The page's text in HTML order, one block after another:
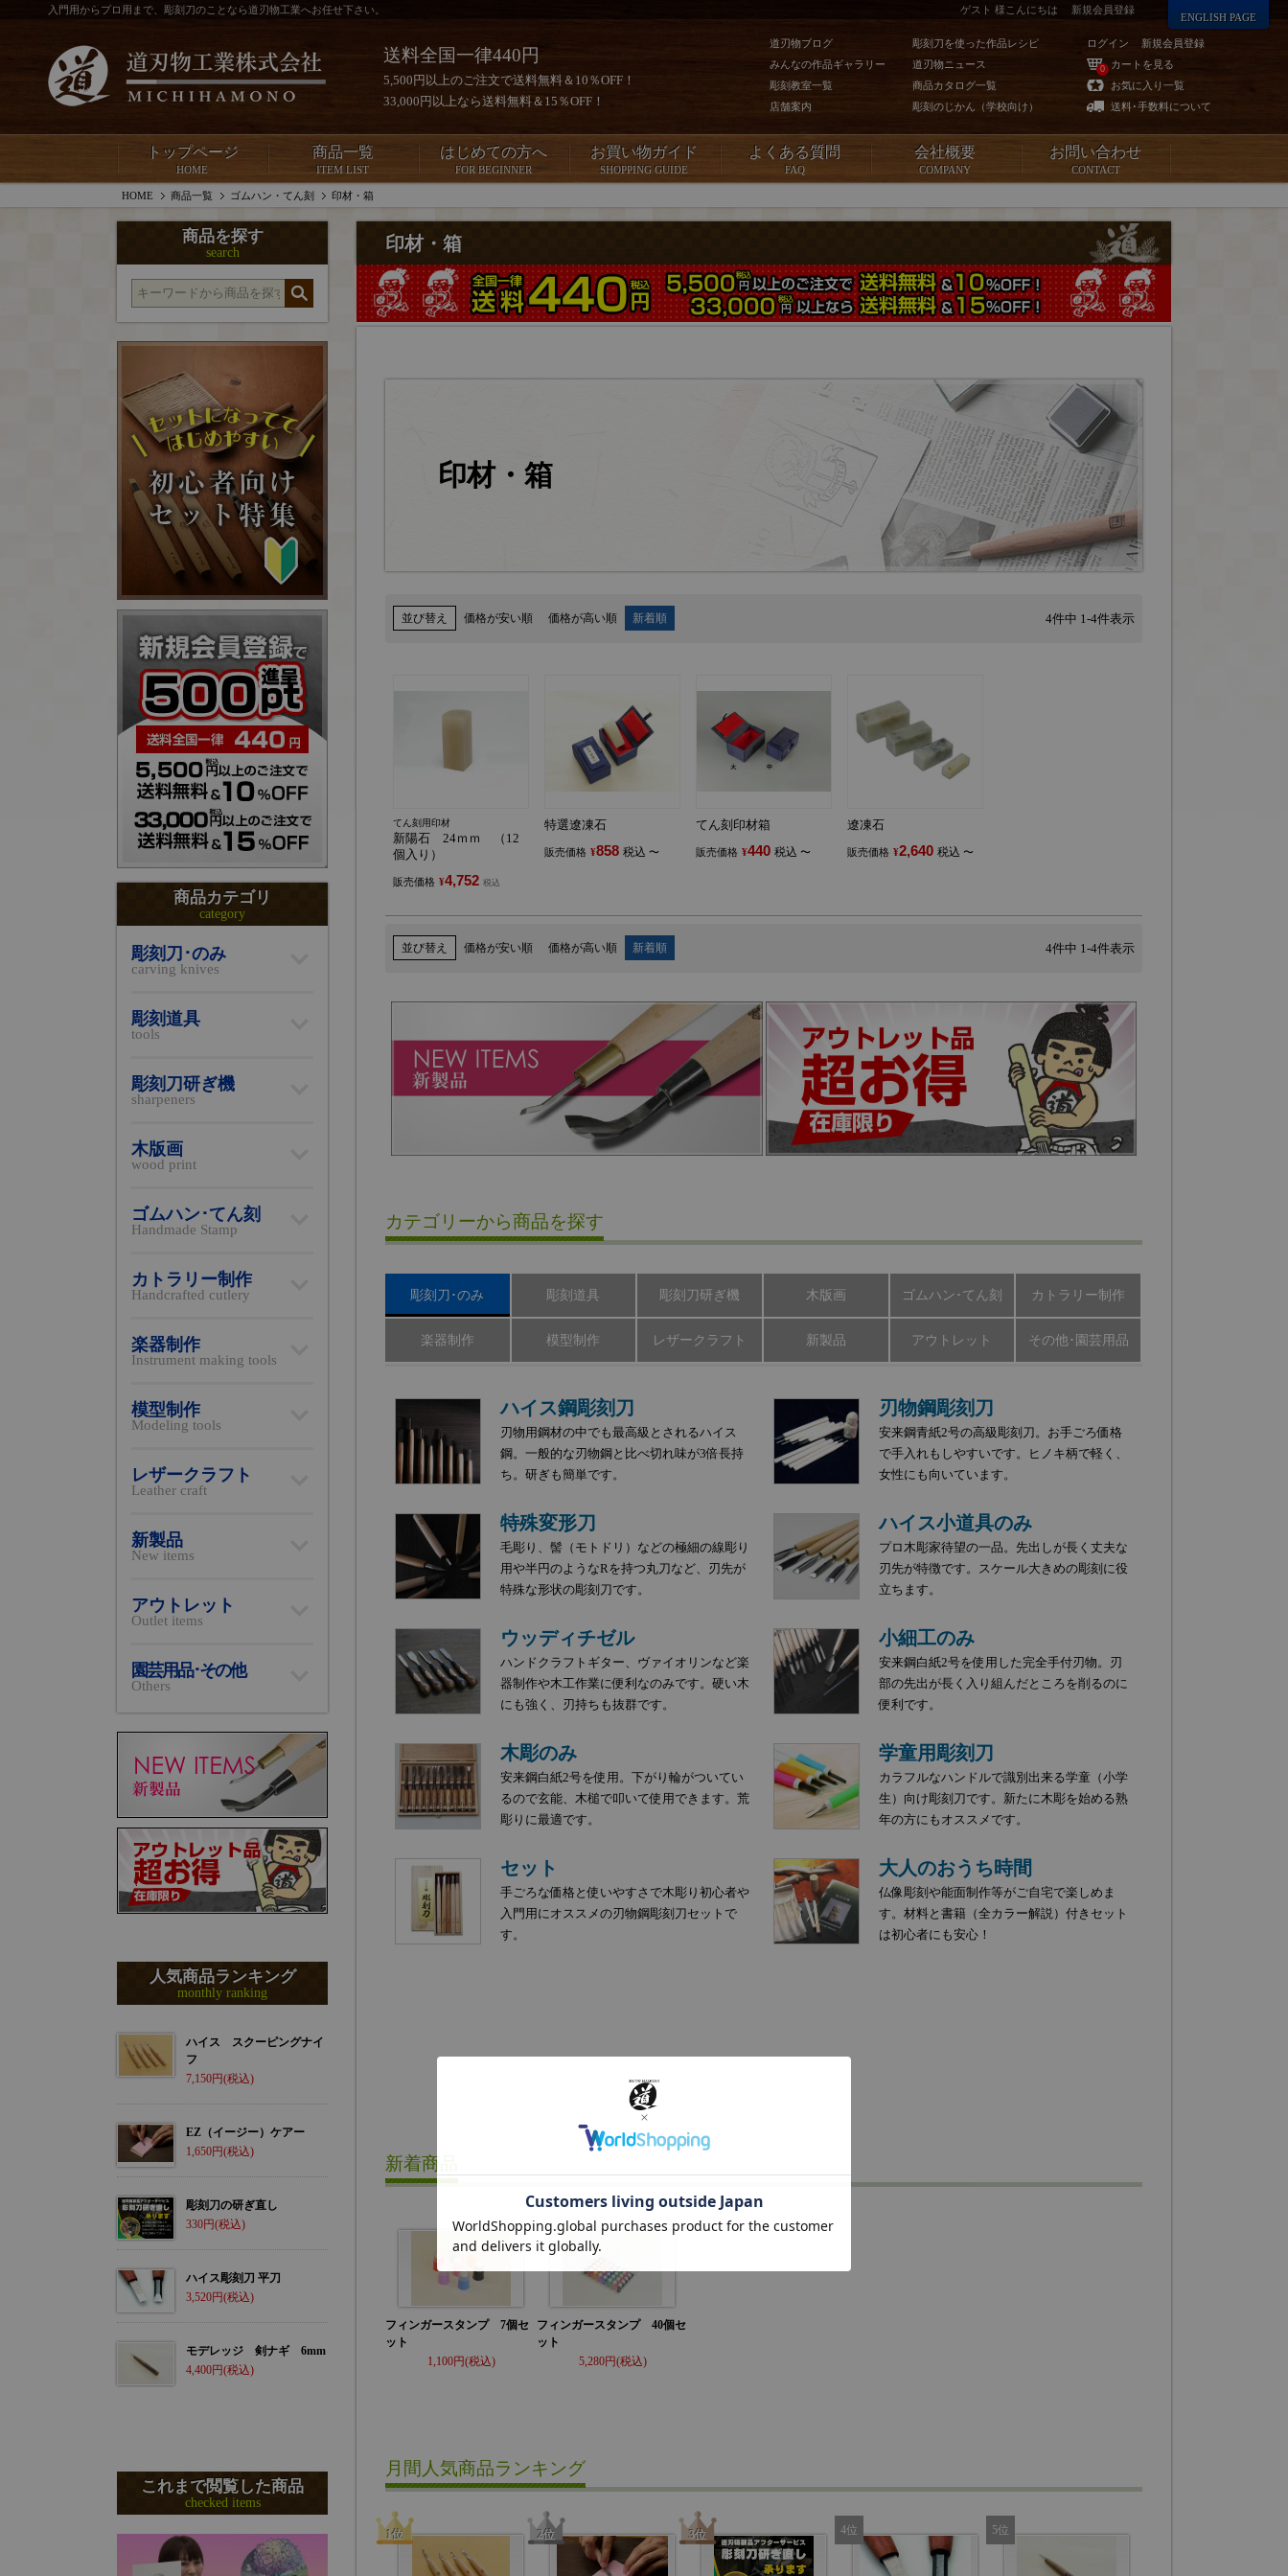
入門用からプロ用まで、彫刻刀のことなら道刃物工業へお任せ下さい。
送料全国一律440円
5,500円以上のご注文で送料無料＆10％OFF！
33,000円以上なら送料無料＆15％OFF！
道刃物ブログ
みんなの作品ギャラリー
彫刻教室一覧
店舗案内
彫刻刀を使った作品レシピ
道刃物ニュース
商品カタログ一覧
彫刻のじかん（学校向け）
ログイン 新規会員登録
0
カートを見る
お気に入り一覧
送料･手数料について
ゲスト 様こんにちは 新規会員登録
ENGLISH PAGE
トップページ
HOME
商品一覧
ITEM LIST
はじめての方へ
FOR BEGINNER
お買い物ガイド
SHOPPING GUIDE
よくある質問
FAQ
会社概要
COMPANY
お問い合わせ
CONTACT
HOME 商品一覧 ゴムハン・てん刻 印材・箱
印材・箱
印材・箱
並び替え 価格が安い順 価格が高い順 新着順 4件中 1 -4件表示
てん刻用印材
新陽石 24ｍｍ （12
個入り）
販売価格 ¥4,752 税込
特選遼凍石
販売価格 ¥858 税込 〜
てん刻印材箱
販売価格 ¥440 税込 〜
遼凍石
販売価格 ¥2,640 税込 〜
並び替え 価格が安い順 価格が高い順 新着順 4件中 1 -4件表示
カテゴリーから商品を探す
彫刻刀･のみ 彫刻道具 彫刻刀研ぎ機 木版画 ゴムハン･てん刻 カトラリー制作
楽器制作 模型制作 レザークラフト 新製品 アウトレット その他･園芸用品
ハイス鋼彫刻刀
刃物用鋼材の中でも最高級とされるハイス
鋼。一般的な刃物鋼と比べ切れ味が3倍長持
ち。研ぎも簡単です。
刃物鋼彫刻刀
安来鋼青紙2号の高級彫刻刀。お手ごろ価格
で手入れもしやすいです。ヒノキ柄で軽く、
女性にも向いています。
特殊変形刀
毛彫り、髻（モトドリ）などの極細の線彫り
用や半円のようなRを持つ丸刀など、刃先が
特殊な形状の彫刻刀です。
ハイス小道具のみ
プロ木彫家待望の一品。先出しが長く丈夫な
刃先が特徴です。スケール大きめの彫刻に役
立ちます。
ウッディチゼル
ハンドクラフトギター、ヴァイオリンなど楽
器制作や木工作業に便利なのみです。硬い木
にも強く、刃持ちも抜群です。
小細工のみ
安来鋼白紙2号を使用した完全手付刃物。刃
部の先出が長く入り組んだところを削るのに
便利です。
木彫のみ
安来鋼白紙2号を使用。下がり輪がついてい
るので玄能、木槌で叩いて使用できます。荒
彫りに最適です。
学童用彫刻刀
カラフルなハンドルで識別出来る学童（小学
生）向け彫刻刀です。新たに木彫を始める熟
年の方にもオススメです。
セット
手ごろな価格と使いやすさで木彫り初心者や
入門用にオススメの刃物鋼彫刻刀セットで
す。
大人のおうち時間
仏像彫刻や能面制作等がご自宅で楽しめま
す。材料と書籍（全カラー解説）付きセット
は初心者にも安心！
新着商品
フィンガースタンプ 7個セ
ット
1,100
フィンガースタンプ 40個セ
ット
5,280
月間人気商品ランキング
商品を探す
search
商品カテゴリ
category
彫刻刀･のみ
carving knives
彫刻道具
tools
彫刻刀研ぎ機
sharpeners
木版画
wood print
ゴムハン･てん刻
Handmade Stamp
カトラリー制作
Handcrafted cutlery
楽器制作
Instrument making tools
模型制作
Modeling tools
レザークラフト
Leather craft
新製品
New items
アウトレット
Outlet items
園芸用品･その他
Others
人気商品ランキング
monthly ranking
ハイス スクーピングナイ
フ
7,150
EZ（イージー）ケアー
1,650
彫刻刀の研ぎ直し
330
ハイス彫刻刀 平刀
3,520
モデレッジ 剣ナギ 6mm
4,400
これまで閲覧した商品
checked items